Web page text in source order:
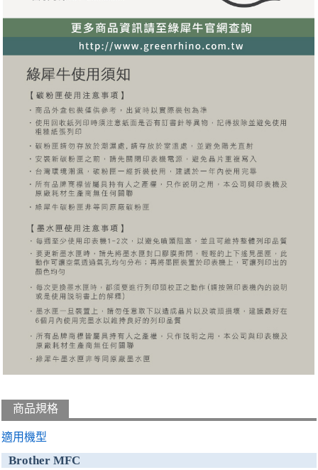
商品規格
適用機型
Brother MFC